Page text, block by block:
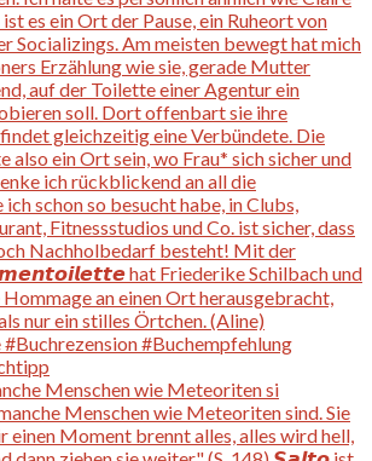
Menschen wie Meteoriten si